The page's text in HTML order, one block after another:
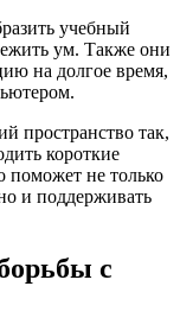
учебный
ум. Также они
на долгое время,
пространство так,
короткие
поможет не только
и поддерживать
с